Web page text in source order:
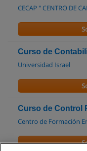
CECAP " CENTRO DE
Curso de
Universidad Israel
Curso de Control
Centro de Formación